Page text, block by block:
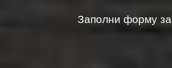
Заполни форму